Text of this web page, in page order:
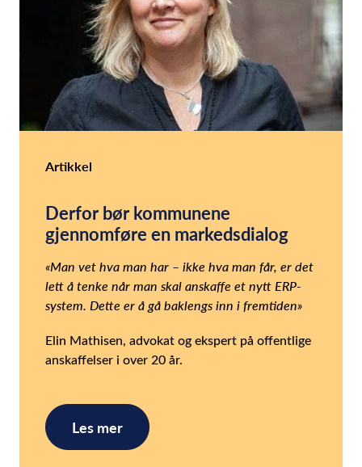
Artikkel
Derfor bør kommunene
gjennomføre en markedsdialog
«Man vet hva man har – ikke hva man får, er det
lett å tenke når man skal anskaffe et nytt ERP-
system. Dette er å gå baklengs inn i fremtiden»
Elin Mathisen, advokat og ekspert på offentlige
anskaffelser i over 20 år.
Les mer